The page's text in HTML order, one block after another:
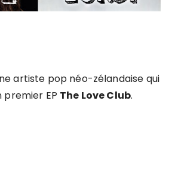
artiste pop néo-zélandaise qui
EP The Love Club.